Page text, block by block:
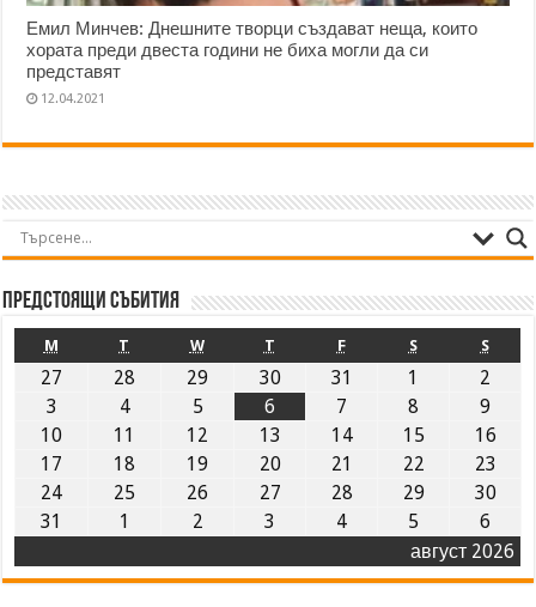
Емил Минчев: Днешните творци създават неща, които
хората преди двеста години не биха могли да си
представят
12.04.2021
Предстоящи събития
август 2026
M T W T F S S
27 28 29 30 31 1
2
3
4 5 6 7 8
9
10
11 12 13 14 15
16
17
18 19 20 21 22
23
24
25 26 27 28 29
30
31
1 2 3 4 5 6